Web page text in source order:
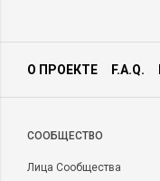
О ПРОЕКТЕ F.A.Q.
CООБЩЕСТВО
Лица Сообщества